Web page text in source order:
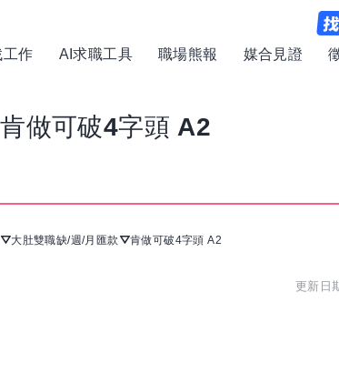
工作 AI求職工具 職場熊報 媒合見證
做可破4字頭 A2
大肚雙職缺/週/月匯款⛛肯做可破4字頭 A2
更新日